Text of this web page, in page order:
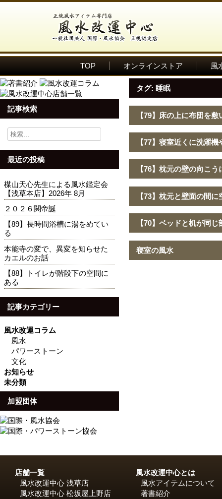
TOP オンラインストア 風
記事検索
検
索:
最近の投稿
楳山天心先生による風水鑑定会
【浅草本店】2026年 8月
２０２６関帝誕
【89】長時間浴槽に湯をめてい
る
本能寺の変で、異変を知らせた
カエルのお話
【88】トイレが階段下の空間に
ある
記事カテゴリー
風水改運コラム
風水
パワーストーン
文化
お知らせ
未分類
加盟団体
タグ: 睡眠
【79】床の上に布団を
【77】寝室近くに洗濯
【76】枕元の壁の向こ
【73】枕元と壁面の間
【70】ベッドと机が同
寝室の風水
店舗一覧
風水改運中心 浅草店
風水改運中心 松坂屋上野店
風水改運中心とは
風水アイテムについて
著書紹介